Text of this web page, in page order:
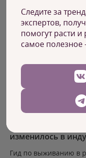
изменилось в
Гид по выживанию в
Следите за
экспертов,
помогут расти и
самое